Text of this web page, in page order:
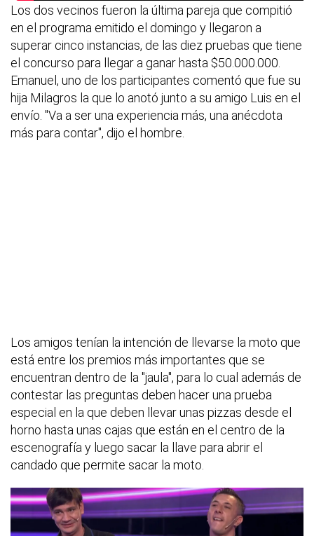
Los dos vecinos fueron la última pareja que compitió
en el programa emitido el domingo y llegaron a
superar cinco instancias, de las diez pruebas que tiene
el concurso para llegar a ganar hasta $50.000.000.
Emanuel, uno de los participantes comentó que fue su
hija Milagros la que lo anotó junto a su amigo Luis en el
envío. "Va a ser una experiencia más, una anécdota
más para contar", dijo el hombre.
Los amigos tenían la intención de llevarse la moto que
está entre los premios más importantes que se
encuentran dentro de la "jaula", para lo cual además de
contestar las preguntas deben hacer una prueba
especial en la que deben llevar unas pizzas desde el
horno hasta unas cajas que están en el centro de la
escenografía y luego sacar la llave para abrir el
candado que permite sacar la moto.